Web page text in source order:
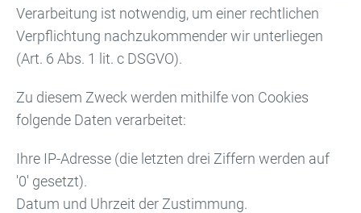
Verarbeitung ist notwendig, um einer rechtlichen
Verpflichtung nachzukommender wir unterliegen
(Art. 6 Abs. 1 lit. c DSGVO).
Zu diesem Zweck werden mithilfe von Cookies
folgende Daten verarbeitet:
Ihre IP-Adresse (die letzten drei Ziffern werden auf
'0' gesetzt).
Datum und Uhrzeit der Zustimmung.